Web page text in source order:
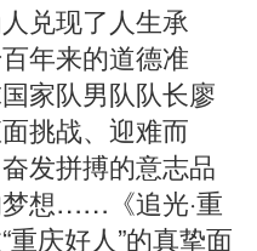
兑现了人生承
年来的道德准
家队男队队长廖
挑战、迎难而
发拼搏的意志品
想……《追光·重
庆好人”的真挚面